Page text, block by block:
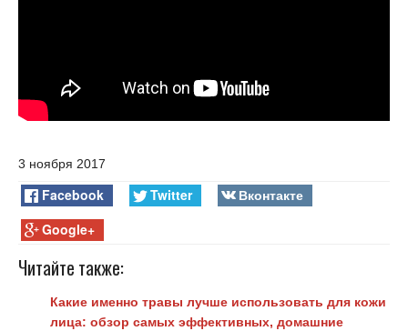
3 ноября 2017
Facebook Twitter
Вконтакте
Google+
Читайте также:
Какие именно травы лучше использовать для кожи
лица: обзор самых эффективных, домашние